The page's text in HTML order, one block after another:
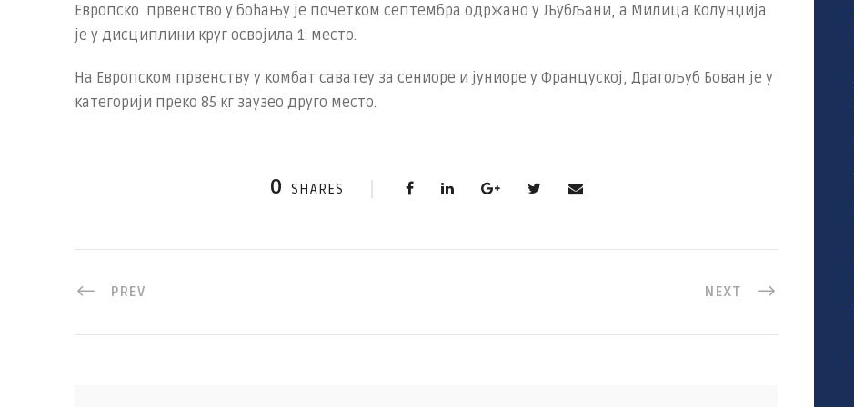
Европско првенство у боћању је почетком септембра одржано у Љубљани, а Милица Колунџија
је у дисциплини круг освојила 1. место.
На Европском првенству у комбат саватеу за сениоре и јуниоре у Француској, Драгољуб Бован је у
категорији преко 85 кг заузео друго место.
0 SHARES
PREV NEXT